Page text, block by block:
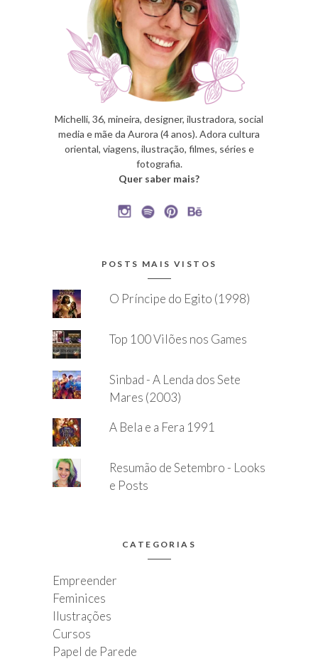
Michelli, 36, mineira, designer, ilustradora, social
media e mãe da Aurora (4 anos). Adora cultura
oriental, viagens, ilustração, filmes, séries e
fotografia.
Quer saber mais?
POSTS MAIS VISTOS
O Príncipe do Egito (1998)
Top 100 Vilões nos Games
Sinbad - A Lenda dos Sete
Mares (2003)
A Bela e a Fera 1991
Resumão de Setembro - Looks
e Posts
CATEGORIAS
Empreender
Feminices
Ilustrações
Cursos
Papel de Parede